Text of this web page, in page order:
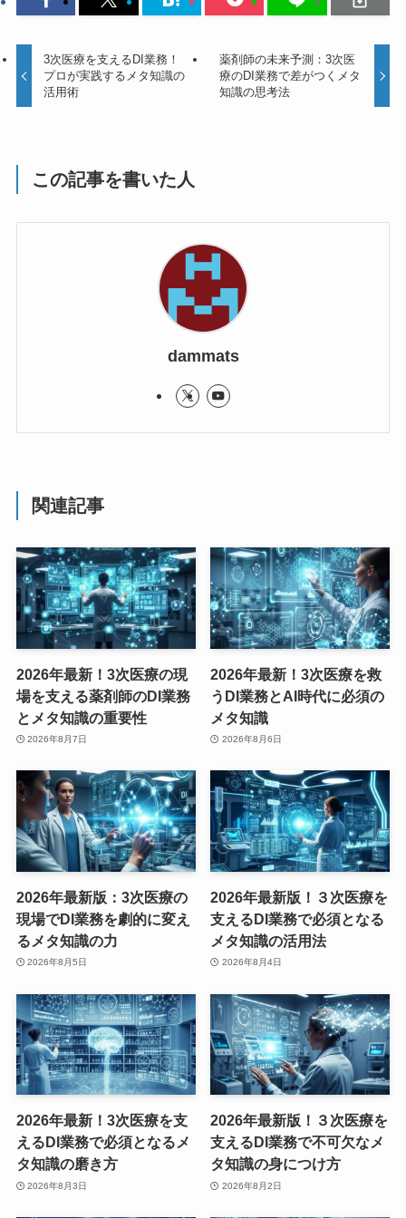
3次医療を支えるDI業務！
プロが実践するメタ知識の
活用術
薬剤師の未来予測：3次医
療のDI業務で差がつくメタ
知識の思考法
この記事を書いた人
dammats
関連記事
2026年最新！3次医療の現
場を支える薬剤師のDI業務
とメタ知識の重要性
2026年8月7日
2026年最新！3次医療を救
うDI業務とAI時代に必須の
メタ知識
2026年8月6日
2026年最新版：3次医療の
現場でDI業務を劇的に変え
るメタ知識の力
2026年8月5日
2026年最新版！３次医療を
支えるDI業務で必須となる
メタ知識の活用法
2026年8月4日
2026年最新！3次医療を支
えるDI業務で必須となるメ
タ知識の磨き方
2026年8月3日
2026年最新版！３次医療を
支えるDI業務で不可欠なメ
タ知識の身につけ方
2026年8月2日